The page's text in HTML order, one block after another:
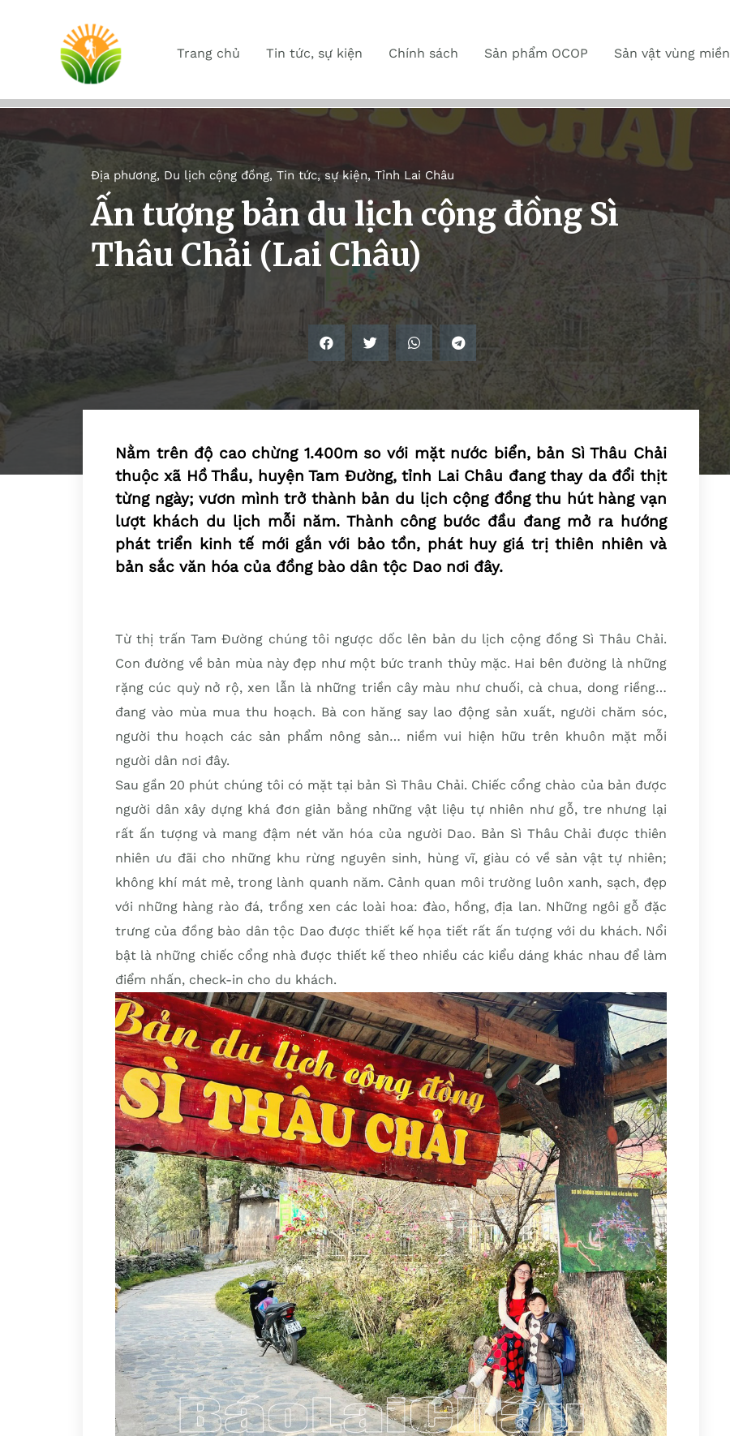
Trang chủ Tin tức, sự kiện Chính sách Sản phẩm OCOP Sản vật vùng miền
Địa phương, Du lịch cộng đồng, Tin tức, sự kiện, Tỉnh Lai Châu
Ấn tượng bản du lịch cộng đồng Sì
Thâu Chải (Lai Châu)
Nằm trên độ cao chừng 1.400m so với mặt nước biển, bản Sì Thâu Chải
thuộc xã Hồ Thầu, huyện Tam Đường, tỉnh Lai Châu đang thay da đổi thịt
từng ngày; vươn mình trở thành bản du lịch cộng đồng thu hút hàng vạn
lượt khách du lịch mỗi năm. Thành công bước đầu đang mở ra hướng
phát triển kinh tế mới gắn với bảo tồn, phát huy giá trị thiên nhiên và
bản sắc văn hóa của đồng bào dân tộc Dao nơi đây.
Từ thị trấn Tam Đường chúng tôi ngược dốc lên bản du lịch cộng đồng Sì Thâu Chải.
Con đường về bản mùa này đẹp như một bức tranh thủy mặc. Hai bên đường là những
rặng cúc quỳ nở rộ, xen lẫn là những triền cây màu như chuối, cà chua, dong riềng…
đang vào mùa mua thu hoạch. Bà con hăng say lao động sản xuất, người chăm sóc,
người thu hoạch các sản phẩm nông sản… niềm vui hiện hữu trên khuôn mặt mỗi
người dân nơi đây.
Sau gần 20 phút chúng tôi có mặt tại bản Sì Thâu Chải. Chiếc cổng chào của bản được
người dân xây dựng khá đơn giản bằng những vật liệu tự nhiên như gỗ, tre nhưng lại
rất ấn tượng và mang đậm nét văn hóa của người Dao. Bản Sì Thâu Chải được thiên
nhiên ưu đãi cho những khu rừng nguyên sinh, hùng vĩ, giàu có về sản vật tự nhiên;
không khí mát mẻ, trong lành quanh năm. Cảnh quan môi trường luôn xanh, sạch, đẹp
với những hàng rào đá, trồng xen các loài hoa: đào, hồng, địa lan. Những ngôi gỗ đặc
trưng của đồng bào dân tộc Dao được thiết kế họa tiết rất ấn tượng với du khách. Nổi
bật là những chiếc cổng nhà được thiết kế theo nhiều các kiểu dáng khác nhau để làm
điểm nhấn, check-in cho du khách.